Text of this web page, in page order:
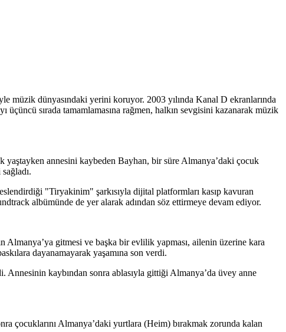
müzik dünyasındaki yerini koruyor. 2003 yılında Kanal D ekranlarında
üçüncü sırada tamamlamasına rağmen, halkın sevgisini kazanarak müzik
yaştayken annesini kaybeden Bayhan, bir süre Almanya’daki çocuk
"Tiryakinim" şarkısıyla dijital platformları kasıp kavuran
albümünde de yer alarak adından söz ettirmeye devam ediyor.
Almanya’ya gitmesi ve başka bir evlilik yapması, ailenin üzerine kara
dayanamayarak yaşamına son verdi.
Annesinin kaybından sonra ablasıyla gittiği Almanya’da üvey anne
çocuklarını Almanya’daki yurtlara (Heim) bırakmak zorunda kalan